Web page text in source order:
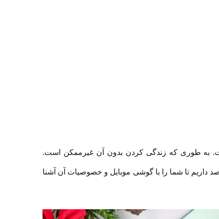
داشته است. به طوری که زندگی کردن بدون آن غیرممکن است.
داریم تا شما را با گوشی موبایل و خصوصیات آن آشنا